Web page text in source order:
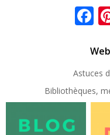
Astuces
Bibliothèques,